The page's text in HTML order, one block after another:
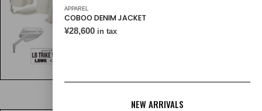
APPAREL
COBOO DENIM JACKET
¥28,600 in tax
NEW ARRIVALS